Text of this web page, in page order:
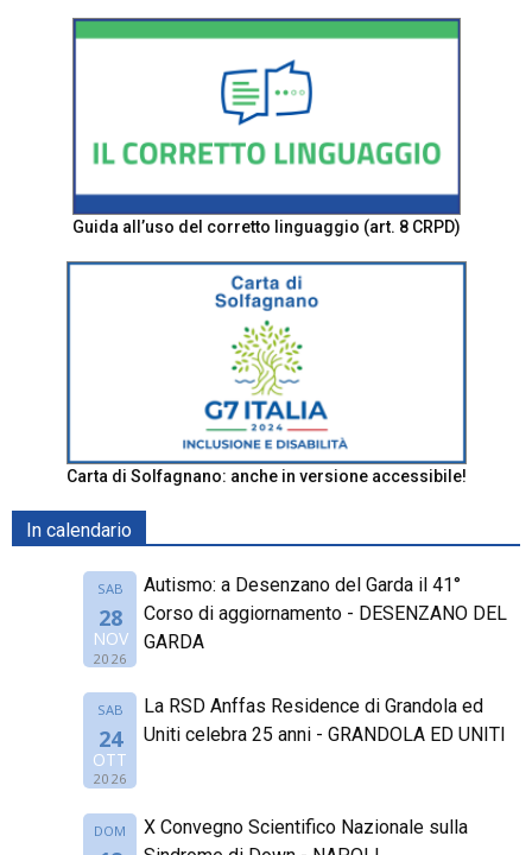
Guida all’uso del corretto linguaggio (art. 8 CRPD)
Carta di Solfagnano: anche in versione accessibile!
In calendario
SAB
28
NOV
2026
Autismo: a Desenzano del Garda il 41°
Corso di aggiornamento - DESENZANO DEL
GARDA
SAB
24
OTT
2026
La RSD Anffas Residence di Grandola ed
Uniti celebra 25 anni - GRANDOLA ED UNITI
DOM
X Convegno Scientifico Nazionale sulla